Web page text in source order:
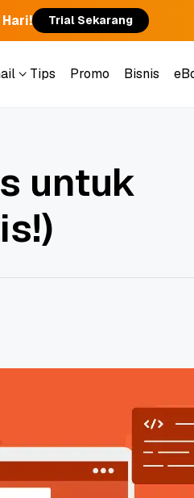
Trial Sekarang
Tips
Promo
Bisnis
untuk